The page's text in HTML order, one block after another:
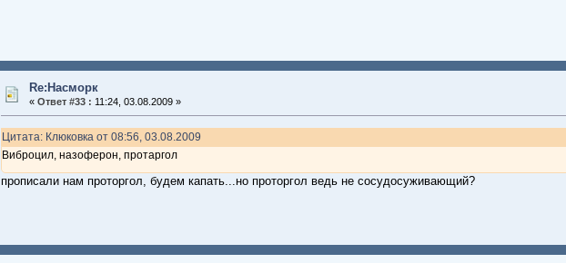
Re:Насморк
« Ответ #33 : 11:24, 03.08.2009 »
Цитата: Клюковка от 08:56, 03.08.2009
Виброцил, назоферон, протаргол
прописали нам проторгол, будем капать...но проторгол ведь не сосудосуживающий?